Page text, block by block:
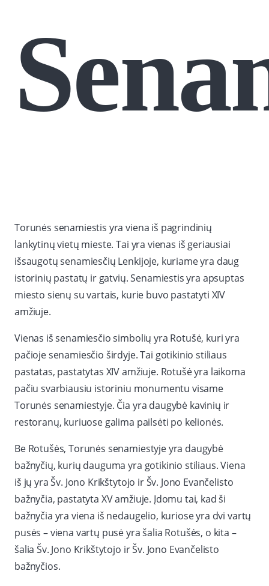
Torunės senamiestis yra viena iš pagrindinių
lankytinų vietų mieste. Tai yra vienas iš geriausiai
išsaugotų senamiesčių Lenkijoje, kuriame yra daug
istorinių pastatų ir gatvių. Senamiestis yra apsuptas
miesto sienų su vartais, kurie buvo pastatyti XIV
amžiuje.
Vienas iš senamiesčio simbolių yra Rotušė, kuri yra
pačioje senamiesčio širdyje. Tai gotikinio stiliaus
pastatas, pastatytas XIV amžiuje. Rotušė yra laikoma
pačiu svarbiausiu istoriniu monumentu visame
Torunės senamiestyje. Čia yra daugybė kavinių ir
restoranų, kuriuose galima pailsėti po kelionės.
Be Rotušės, Torunės senamiestyje yra daugybė
bažnyčių, kurių dauguma yra gotikinio stiliaus. Viena
iš jų yra Šv. Jono Krikštytojo ir Šv. Jono Evančelisto
bažnyčia, pastatyta XV amžiuje. Įdomu tai, kad ši
bažnyčia yra viena iš nedaugelio, kuriose yra dvi vartų
pusės – viena vartų pusė yra šalia Rotušės, o kita –
šalia Šv. Jono Krikštytojo ir Šv. Jono Evančelisto
bažnyčios.